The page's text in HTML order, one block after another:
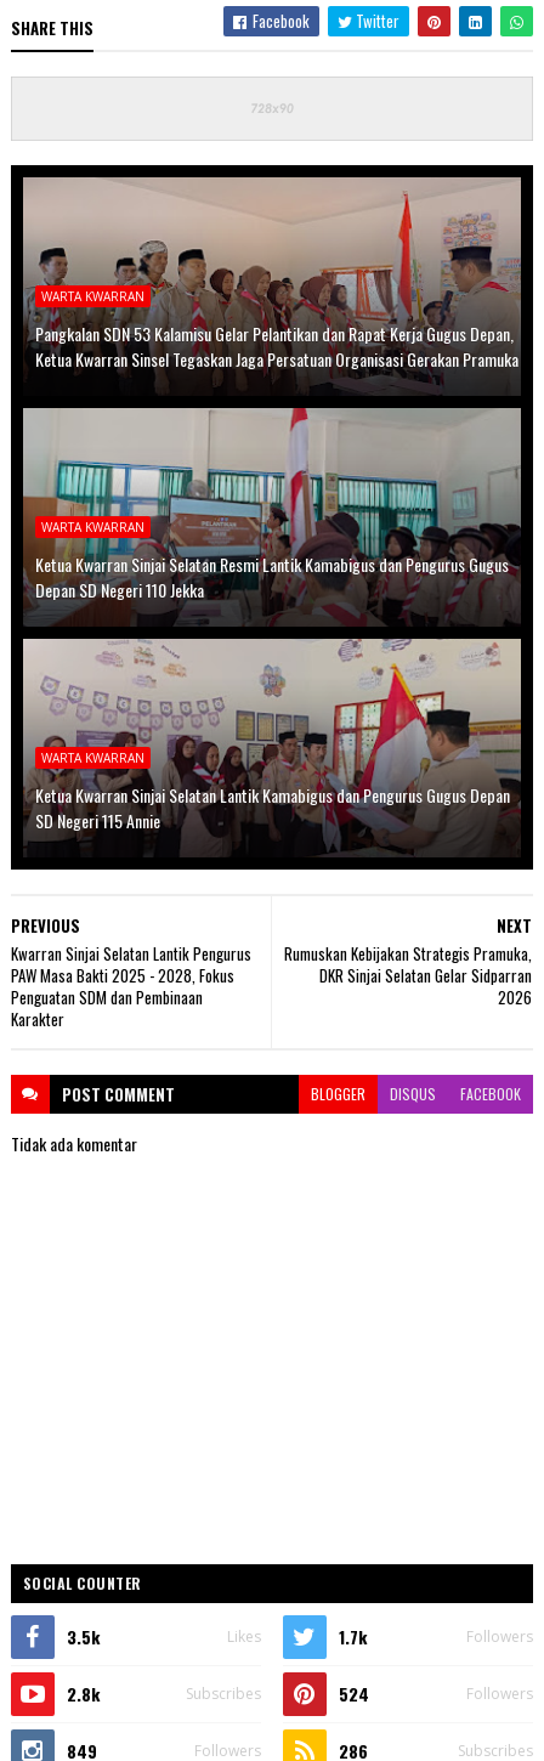
SHARE THIS Facebook Twitter
WARTA KWARRAN
Pangkalan SDN 53 Kalamisu Gelar Pelantikan dan Rapat Kerja Gugus Depan,
Ketua Kwarran Sinsel Tegaskan Jaga Persatuan Organisasi Gerakan Pramuka
WARTA KWARRAN
Ketua Kwarran Sinjai Selatan Resmi Lantik Kamabigus dan Pengurus Gugus
Depan SD Negeri 110 Jekka
WARTA KWARRAN
Ketua Kwarran Sinjai Selatan Lantik Kamabigus dan Pengurus Gugus Depan
SD Negeri 115 Annie
NEXT
Rumuskan Kebijakan Strategis Pramuka,
DKR Sinjai Selatan Gelar Sidparran
2026
PREVIOUS
Kwarran Sinjai Selatan Lantik Pengurus
PAW Masa Bakti 2025 - 2028, Fokus
Penguatan SDM dan Pembinaan
Karakter
POST COMMENT BLOGGER DISQUS FACEBOOK
Tidak ada komentar
SOCIAL COUNTER
3.5k Likes 1.7k Followers
2.8k Subscribes 524 Followers
849 Followers 286 Subscribes